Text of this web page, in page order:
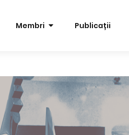
Membri Publicații